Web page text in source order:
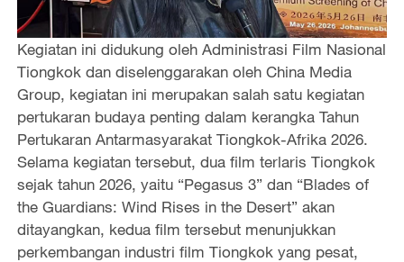
Kegiatan ini didukung oleh Administrasi Film Nasional
Tiongkok dan diselenggarakan oleh China Media
Group, kegiatan ini merupakan salah satu kegiatan
pertukaran budaya penting dalam kerangka Tahun
Pertukaran Antarmasyarakat Tiongkok-Afrika 2026.
Selama kegiatan tersebut, dua film terlaris Tiongkok
sejak tahun 2026, yaitu “Pegasus 3” dan “Blades of
the Guardians: Wind Rises in the Desert” akan
ditayangkan, kedua film tersebut menunjukkan
perkembangan industri film Tiongkok yang pesat,